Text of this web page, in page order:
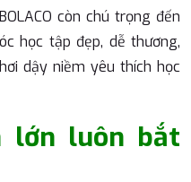
còn chú trọng đến
học tập đẹp, dễ thương,
dậy niềm yêu thích học
lớn luôn bắt